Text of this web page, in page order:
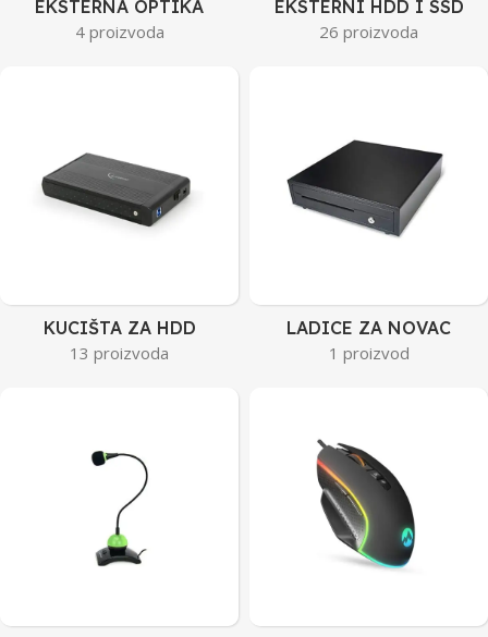
EKSTERNA OPTIKA
4 proizvoda
EKSTERNI HDD I SSD
26 proizvoda
KUCIŠTA ZA HDD
13 proizvoda
LADICE ZA NOVAC
1 proizvod